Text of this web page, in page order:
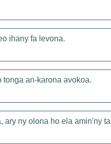
ihany fa levona.
tonga an-karona avokoa.
ary ny olona ho ela amin'ny